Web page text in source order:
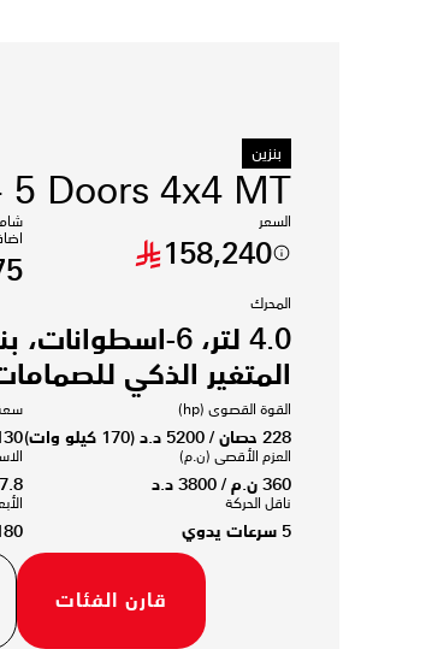
بنزين
5 Doors 4x4 MT
السعر
158,240
المحرك
4.0 لتر، 6-
المتغير الذكي
القوة القصوى (hp)
228 حصان / 5200 د.د (170 كيلو وات)
العزم الأقصى (ن.م)
360 ن.م / 3800 د.د
ناقل الحركة
5 سرعات يدوي
130
7.8 كم / لتر
2180 - 1800
قارن الفئات